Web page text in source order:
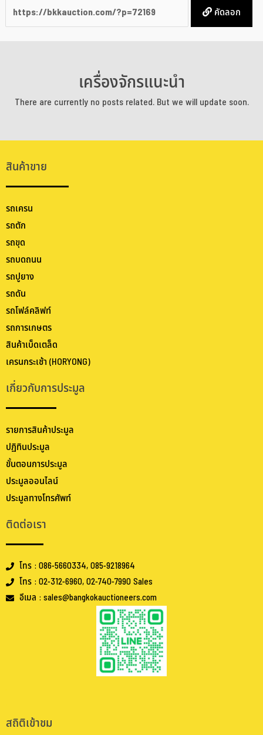
คัดลอก
เครื่องจักรแนะนำ
There are currently no posts related. But we will update soon.
สินค้าขาย
รถเครน
รถตัก
รถขุด
รถบดถนน
รถปูยาง
รถดัน
รถโฟล์คลิฟท์
รถการเกษตร
สินค้าเบ็ดเตล็ด
เครนกระเช้า (HORYONG)
เกี่ยวกับการประมูล
รายการสินค้าประมูล
ปฏิทินประมูล
ขั้นตอนการประมูล
ประมูลออนไลน์
ประมูลทางโทรศัพท์
ติดต่อเรา
โทร : 086-5660334, 085-9218964
โทร : 02-312-6960, 02-740-7990 Sales
อีเมล : sales@bangkokauctioneers.com
สถิติเข้าชม